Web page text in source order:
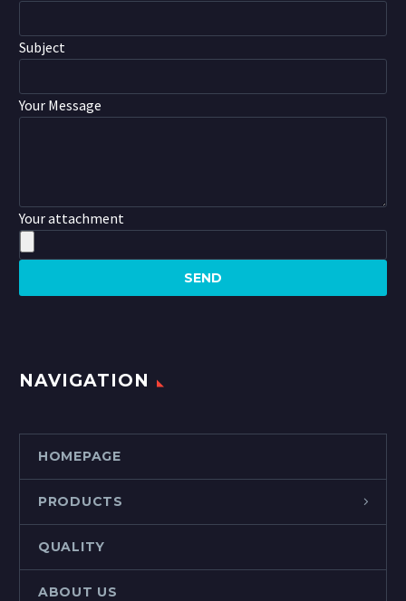
Subject
Your Message
Your attachment
NAVIGATION
HOMEPAGE
PRODUCTS
QUALITY
ABOUT US